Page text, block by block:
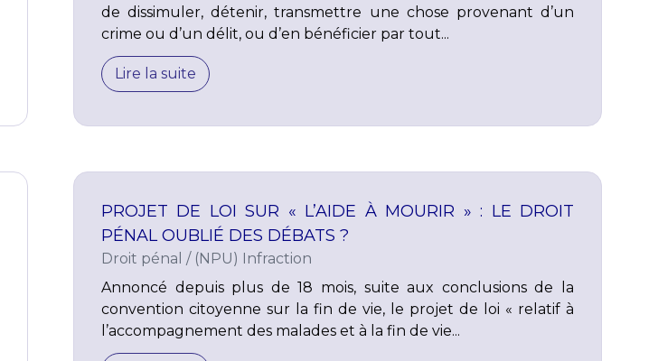
de dissimuler, détenir, transmettre une chose provenant d’un
crime ou d’un délit, ou d’en bénéficier par tout...
Lire la suite
PROJET DE LOI SUR « L’AIDE À MOURIR » : LE DROIT
PÉNAL OUBLIÉ DES DÉBATS ?
Droit pénal / (NPU) Infraction
Annoncé depuis plus de 18 mois, suite aux conclusions de la
convention citoyenne sur la fin de vie, le projet de loi « relatif à
l’accompagnement des malades et à la fin de vie...